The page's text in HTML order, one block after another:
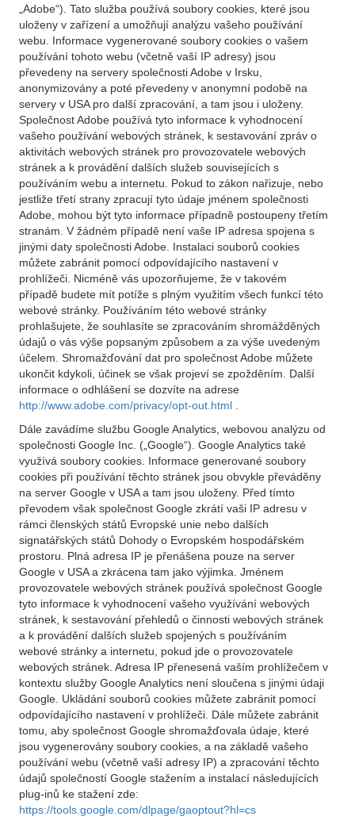
„Adobe“). Tato služba používá soubory cookies, které jsou
uloženy v zařízení a umožňují analýzu vašeho používání
webu. Informace vygenerované soubory cookies o vašem
používání tohoto webu (včetně vaší IP adresy) jsou
převedeny na servery společnosti Adobe v Irsku,
anonymizovány a poté převedeny v anonymní podobě na
servery v USA pro další zpracování, a tam jsou i uloženy.
Společnost Adobe používá tyto informace k vyhodnocení
vašeho používání webových stránek, k sestavování zpráv o
aktivitách webových stránek pro provozovatele webových
stránek a k provádění dalších služeb souvisejících s
používáním webu a internetu. Pokud to zákon nařizuje, nebo
jestliže třetí strany zpracují tyto údaje jménem společnosti
Adobe, mohou být tyto informace případně postoupeny třetím
stranám. V žádném případě není vaše IP adresa spojena s
jinými daty společnosti Adobe. Instalaci souborů cookies
můžete zabránit pomocí odpovídajícího nastavení v
prohlížeči. Nicméně vás upozorňujeme, že v takovém
případě budete mít potíže s plným využitím všech funkcí této
webové stránky. Používáním této webové stránky
prohlašujete, že souhlasíte se zpracováním shromážděných
údajů o vás výše popsaným způsobem a za výše uvedeným
účelem. Shromažďování dat pro společnost Adobe můžete
ukončit kdykoli, účinek se však projeví se zpožděním. Další
informace o odhlášení se dozvíte na adrese
http://www.adobe.com/privacy/opt-out.html
Dále zavádíme službu Google Analytics, webovou analýzu od
společnosti Google Inc. („Google“). Google Analytics také
využívá soubory cookies. Informace generované soubory
cookies při používání těchto stránek jsou obvykle převáděny
na server Google v USA a tam jsou uloženy. Před tímto
převodem však společnost Google zkrátí vaši IP adresu v
rámci členských států Evropské unie nebo dalších
signatářských států Dohody o Evropském hospodářském
prostoru. Plná adresa IP je přenášena pouze na server
Google v USA a zkrácena tam jako výjimka. Jménem
provozovatele webových stránek používá společnost Google
tyto informace k vyhodnocení vašeho využívání webových
stránek, k sestavování přehledů o činnosti webových stránek
a k provádění dalších služeb spojených s používáním
webové stránky a internetu, pokud jde o provozovatele
webových stránek. Adresa IP přenesená vaším prohlížečem v
kontextu služby Google Analytics není sloučena s jinými údaji
Google. Ukládání souborů cookies můžete zabránit pomocí
odpovídajícího nastavení v prohlížeči. Dále můžete zabránit
tomu, aby společnost Google shromažďovala údaje, které
jsou vygenerovány soubory cookies, a na základě vašeho
používání webu (včetně vaší adresy IP) a zpracování těchto
údajů společností Google stažením a instalací následujících
plug-inů ke stažení zde:
https://tools.google.com/dlpage/gaoptout?hl=cs